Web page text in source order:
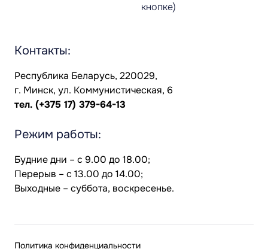
кнопке)
Контакты:
Республика Беларусь, 220029,
г. Минск, ул. Коммунистическая, 6
тел. (+375 17) 379-64-13
Режим работы:
Будние дни – с 9.00 до 18.00;
Перерыв – с 13.00 до 14.00;
Выходные – суббота, воскресенье.
Политика конфиденциальности